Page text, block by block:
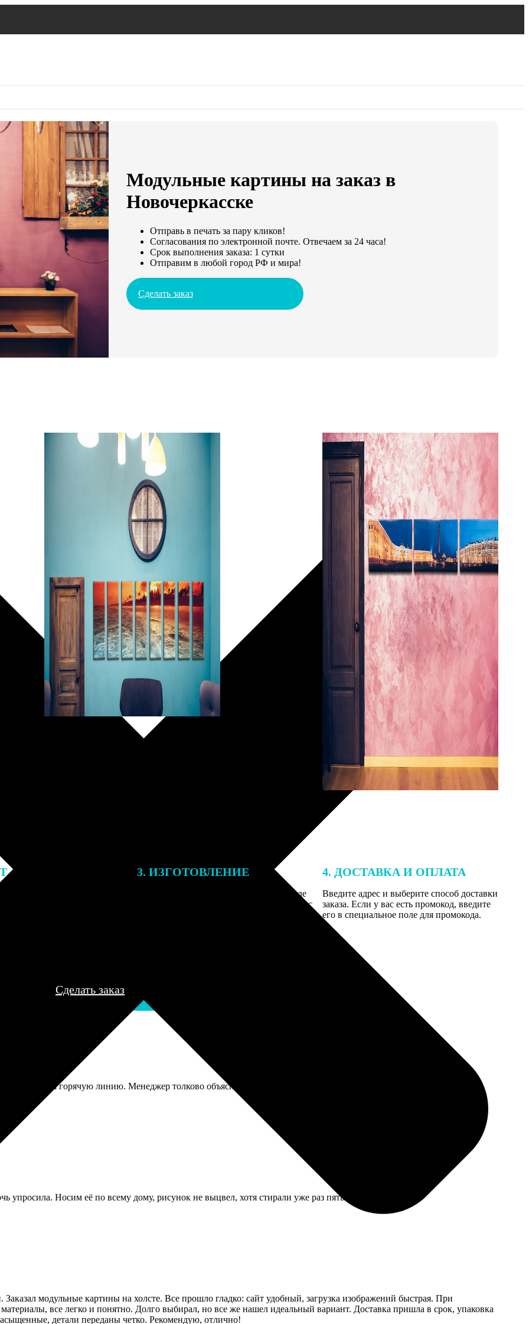
Модульные картины на заказ в
Новочеркасске
Отправь в печать за пару кликов!
Согласования по электронной почте. Отвечаем за 24 часа!
Срок выполнения заказа: 1 сутки
Отправим в любой город РФ и мира!
Сделать заказ
заказа к печати
могут связаться с Вами
телефону или email для
деталей.
3. ИЗГОТОВЛЕНИЕ
Оплатите заказ банковской картой. После
оплаты получите подтверждение на email с
4. ДОСТАВКА И ОПЛАТА
Введите адрес и выберите способ доставки
заказа. Если у вас есть промокод, введите
его в специальное поле для промокода.
Сделать заказ
позвонил на горячую линию. Менеджер толково объяснил, как измерить стену и выбрать оптимальное разделение. В
Носим её по всему дому, рисунок не выцвел, хотя стирали уже раз пять. Ткань мягкая.
модульные картины на холсте. Все прошло гладко: сайт удобный, загрузка изображений быстрая. При
все легко и понятно. Долго выбирал, но все же нашел идеальный вариант. Доставка пришла в срок, упаковка
детали переданы четко. Рекомендую, отлично!